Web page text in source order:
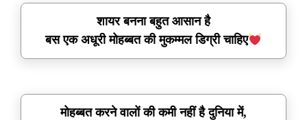
शायर बनना बहुत आसान है
बस एक अधूरी मोहब्बत की मुकम्मल डिग्री चाहिए
मोहब्बत करने वालों की कमी नहीं है दुनिया में,